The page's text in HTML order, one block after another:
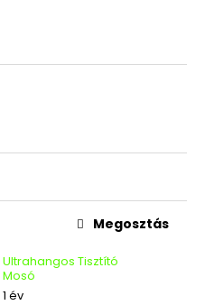
Ultrahangos Tisztító
Mosó
1 év
Megosztás